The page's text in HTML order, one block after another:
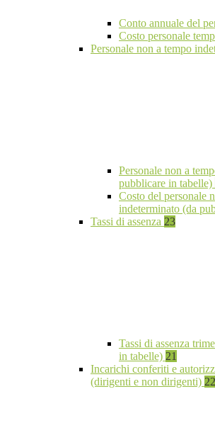
Conto annuale del
Costo personale
Personale non a tempo
Personale non a
pubblicare in tabelle)
Costo del personale
indeterminato (da
Tassi di assenza 23
Tassi di assenza
in tabelle) 21
Incarichi conferiti e
(dirigenti e non dirigenti) 22